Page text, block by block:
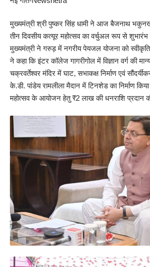
मुख्यमंत्री श्री पुष्कर सिंह धामी ने आज बैजनाथ
तीन दिवसीय कत्यूर महोत्सव का वर्चुअल रूप से
मुख्यमंत्री ने गरुड़ में नगरीय पेयजल योजना को
ने कहा कि इंटर कॉलेज गागरीगोल में विज्ञान वर्ग की
चक्रवर्तेश्वर मंदिर में घाट, सभाकक्ष निर्माण एवं
के.डी. पांडेय रामलीला मैदान में टिनशेड का निर्माण
महोत्सव के आयोजन हेतु ₹2 लाख की धनराशि प्रदान